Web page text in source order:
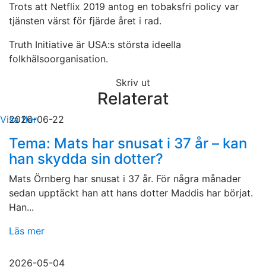
Trots att Netflix 2019 antog en tobaksfri policy var
tjänsten värst för fjärde året i rad.
Truth Initiative är USA:s största ideella
folkhälsoorganisation.
Skriv ut
Relaterat
2026-06-22
Tema: Mats har snusat i 37 år – kan
han skydda sin dotter?
Mats Örnberg har snusat i 37 år. För några månader
sedan upptäckt han att hans dotter Maddis har börjat.
Han...
Läs mer
2026-05-04
Visa fler